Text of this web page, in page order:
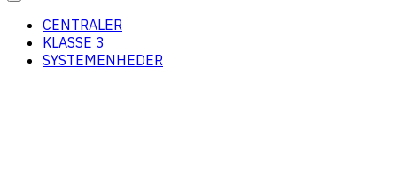
CENTRALER
KLASSE 3
SYSTEMENHEDER